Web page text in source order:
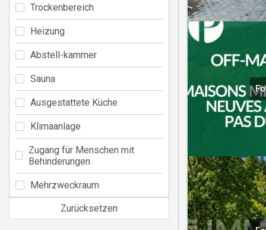
Trockenbereich
Heizung
Abstell-kammer
Sauna
Ausgestattete Küche
Klimaanlage
Zugang für Menschen mit
Behinderungen
Mehrzweckraum
Zurücksetzen